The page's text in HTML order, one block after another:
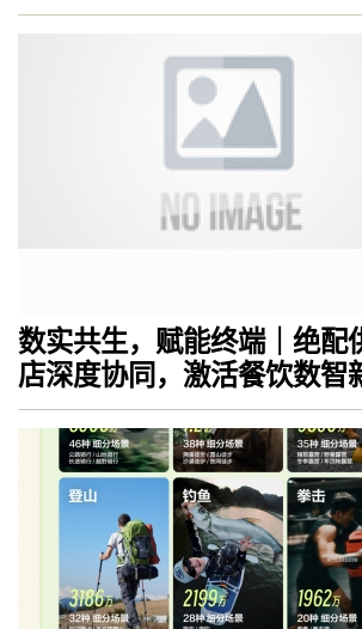
数实共生，赋能终端｜绝配
店深度协同，激活餐饮数智